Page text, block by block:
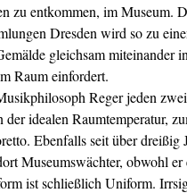
zu entkommen, im Museum.
Dresden wird so zu
gleichsam miteinander
Raum einfordert.
Reger jeden
idealen Raumtemperatur,
Ebenfalls seit über dreißig
Museumswächter, obwohl
ist schließlich Uniform.